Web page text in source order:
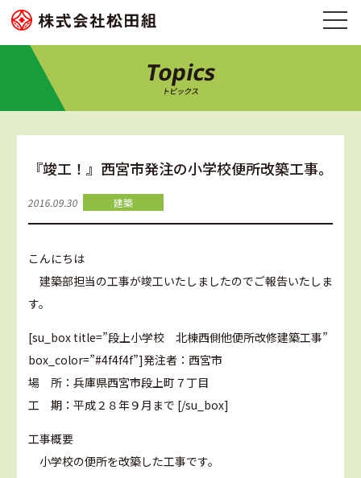
Topics
トピックス
『竣工！』西宮市発注の小学校便所改築工事。
2016.09.30 建築
こんにちは
建築部担当の工事が竣工いたしましたのでご報告いたしま
す。
[su_box title=”段上小学校 北棟西側他便所改修建築工事”
box_color=”#4f4f4f”]発注者：西宮市
場 所：兵庫県西宮市段上町７丁目
工 期：平成２８年９月まで [/su_box]
工事概要
小学校の便所を改築した工事です。